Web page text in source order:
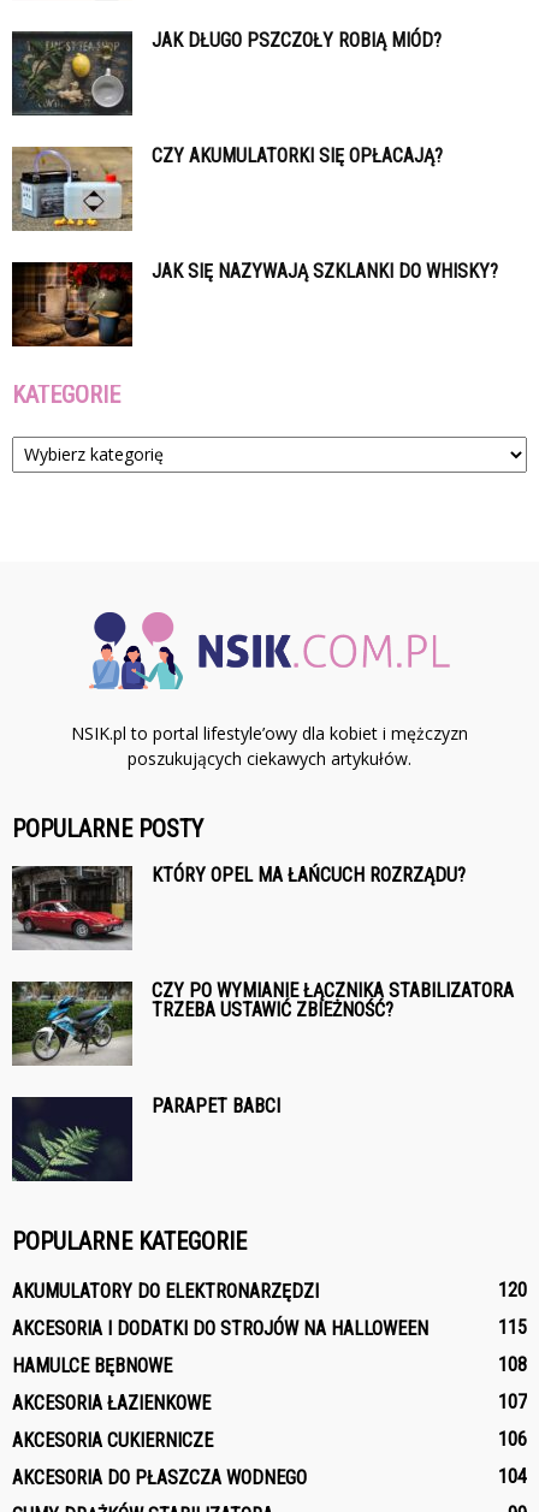
JAK DŁUGO PSZCZOŁY ROBIĄ MIÓD?
CZY AKUMULATORKI SIĘ OPŁACAJĄ?
JAK SIĘ NAZYWAJĄ SZKLANKI DO WHISKY?
KATEGORIE
Kategorie
NSIK.pl to portal lifestyle’owy dla kobiet i mężczyzn
poszukujących ciekawych artykułów.
POPULARNE POSTY
KTÓRY OPEL MA ŁAŃCUCH ROZRZĄDU?
CZY PO WYMIANIE ŁĄCZNIKA STABILIZATORA
TRZEBA USTAWIĆ ZBIEŻNOŚĆ?
PARAPET BABCI
POPULARNE KATEGORIE
AKUMULATORY DO ELEKTRONARZĘDZI
120
AKCESORIA I DODATKI DO STROJÓW NA HALLOWEEN
115
HAMULCE BĘBNOWE
108
AKCESORIA ŁAZIENKOWE
107
AKCESORIA CUKIERNICZE
106
AKCESORIA DO PŁASZCZA WODNEGO
104